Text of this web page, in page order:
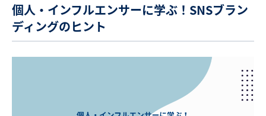
個人・インフルエンサーに学ぶ！SNSブラン
ディングのヒント